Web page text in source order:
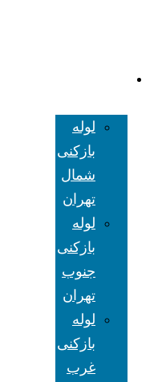
لوله
بازکنی
شمال
تهران
لوله
بازکنی
جنوب
تهران
لوله
بازکنی
غرب